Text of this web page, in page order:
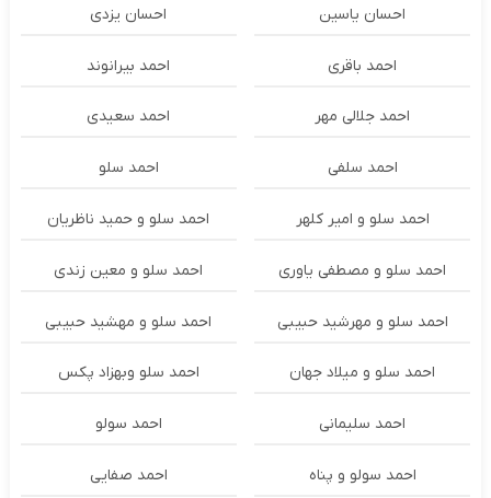
احسان یاسین احسان یزدی
احمد باقری احمد بیرانوند
احمد جلالی مهر احمد سعیدی
احمد سلفی احمد سلو
احمد سلو و امیر کلهر احمد سلو و حمید ناظریان
احمد سلو و مصطفی یاوری احمد سلو و معین زندی
احمد سلو و مهرشید حبیبی احمد سلو و مهشید حبیبی
احمد سلو و میلاد جهان احمد سلو وبهزاد پکس
احمد سلیمانی احمد سولو
احمد سولو و پناه احمد صفایی